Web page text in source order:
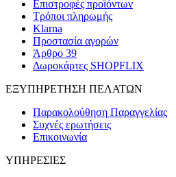
Επιστροφές προϊόντων
Τρόποι πληρωμής
Klarna
Προστασία αγορών
Άρθρο 39
Δωροκάρτες SHOPFLIX
ΕΞΥΠΗΡΕΤΗΣΗ ΠΕΛΑΤΩΝ
Παρακολούθηση Παραγγελίας
Συχνές ερωτήσεις
Επικοινωνία
ΥΠΗΡΕΣΙΕΣ